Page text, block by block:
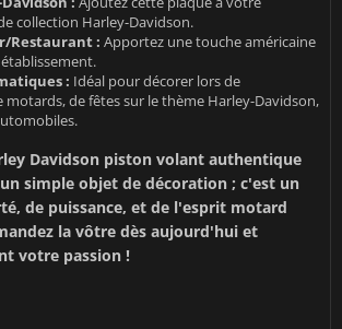
collection Harley-Davidson.
Restaurant : Apportez une touche américaine
: Idéal pour décorer lors de
motards, de fêtes sur le thème Harley-Davidson,
Davidson piston volant authentique
simple objet de décoration ; c'est un
de puissance, et de l'esprit motard
la vôtre dès aujourd'hui et
votre passion !